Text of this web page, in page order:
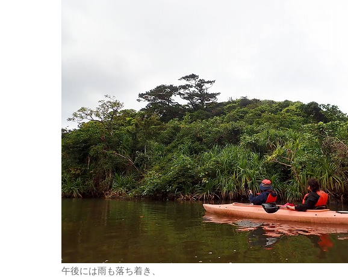
午後には雨も落ち着き、